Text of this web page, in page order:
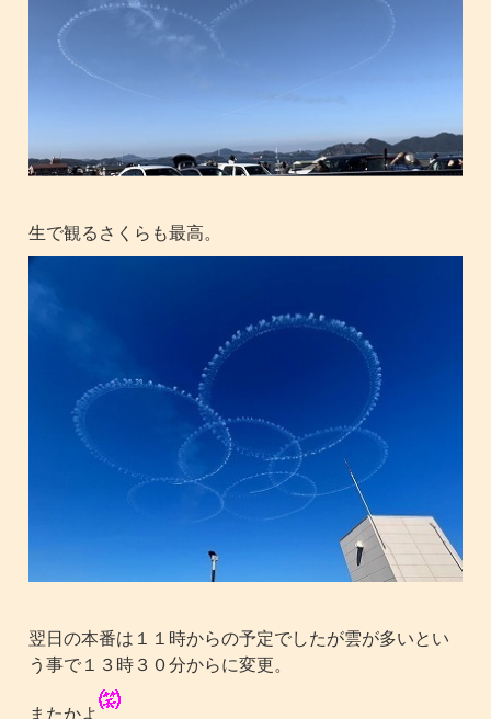
生で観るさくらも最高。
翌日の本番は１１時からの予定でしたが雲が多いとい
う事で１３時３０分からに変更。
またかよ